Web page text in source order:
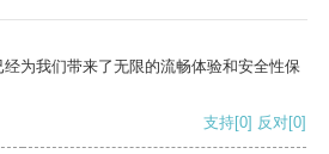
为我们带来了无限的流畅体验和安全性保
支持[0] 反对[0]